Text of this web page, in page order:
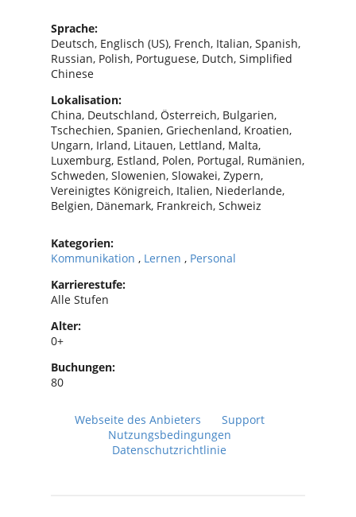
Sprache:
Deutsch, Englisch (US), French, Italian, Spanish,
Russian, Polish, Portuguese, Dutch, Simplified
Chinese
Lokalisation:
China, Deutschland, Österreich, Bulgarien,
Tschechien, Spanien, Griechenland, Kroatien,
Ungarn, Irland, Litauen, Lettland, Malta,
Luxemburg, Estland, Polen, Portugal, Rumänien,
Schweden, Slowenien, Slowakei, Zypern,
Vereinigtes Königreich, Italien, Niederlande,
Belgien, Dänemark, Frankreich, Schweiz
Kategorien:
Kommunikation , Lernen , Personal
Karrierestufe:
Alle Stufen
Alter:
0+
Buchungen:
80
Webseite des Anbieters
Support
Nutzungsbedingungen
Datenschutzrichtlinie